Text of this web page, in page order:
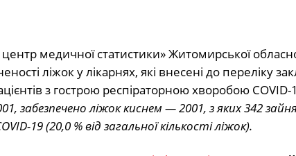
медичної статистики» Житомирської
ліжок у лікарнях, які внесені до переліку
з гострою респіраторною хворобою
забезпечено ліжок киснем — 2001, з яких 342
19 (20,0 % від загальної кількості ліжок).